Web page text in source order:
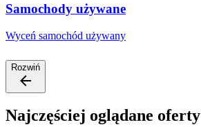
Samochody używane
Wyceń samochód używany
Rozwiń
Najczęściej oglądane oferty